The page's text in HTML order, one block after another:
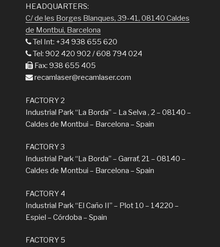
HEADQUARTERS:
C/ de les Borges Blanques, 39-41, 08140 Caldes
de Montbui, Barcelona
Tel Int: +34 938 655 620
Tel: 902 420 902 / 608 794 024
Fax: 938 655 405
recamlaser@recamlaser.com
FACTORY 2
Industrial Park “La Borda” – La Selva , 2 – 08140 –
Caldes de Montbui – Barcelona – Spain
FACTORY 3
Industrial Park “La Borda” – Garraf, 21 – 08140 –
Caldes de Montbui – Barcelona – Spain
FACTORY 4
Industrial Park “El Caño II” – Plot 10 – 14220 –
Espiel – Córdoba – Spain
FACTORY 5